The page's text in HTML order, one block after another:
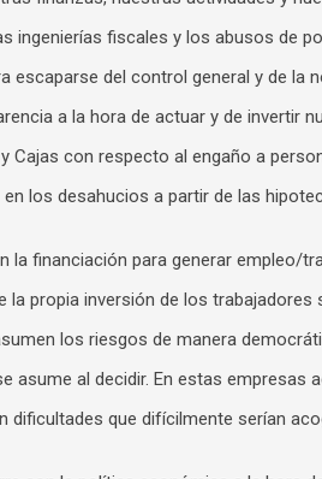
ingenierías fiscales y los abusos de
escaparse del control general y de la
a la hora de actuar y de invertir
Cajas con respecto al engaño a
en los desahucios a partir de las
la financiación para generar empleo/
la propia inversión de los
los riesgos de manera
asume al decidir. En estas empresas
dificultades que difícilmente serían